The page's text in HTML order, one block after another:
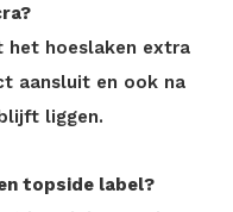
het hoeslaken extra
aansluit en ook na
liggen.
topside label?